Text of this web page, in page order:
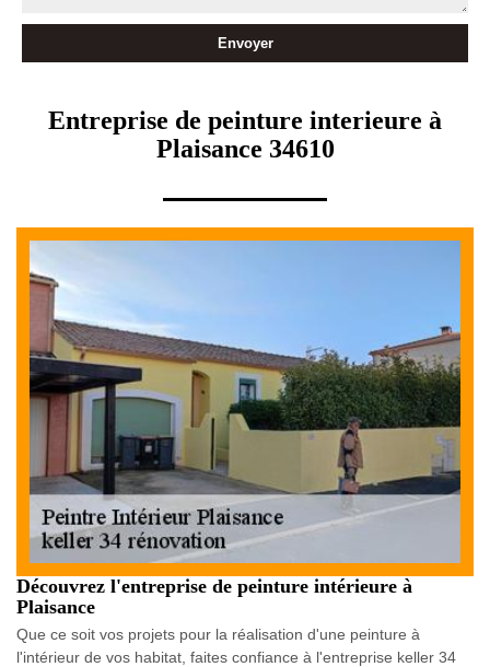
Entreprise de peinture interieure à
Plaisance 34610
Découvrez l'entreprise de peinture intérieure à
Plaisance
Que ce soit vos projets pour la réalisation d'une peinture à
l'intérieur de vos habitat, faites confiance à l'entreprise keller 34